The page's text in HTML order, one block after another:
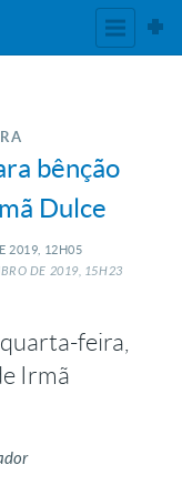
bênção
Dulce
2019, 12H05
DE 2019, 15H23
feira,
Irmã